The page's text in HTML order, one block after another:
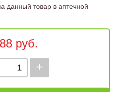
данный товар в аптечной
руб.
+